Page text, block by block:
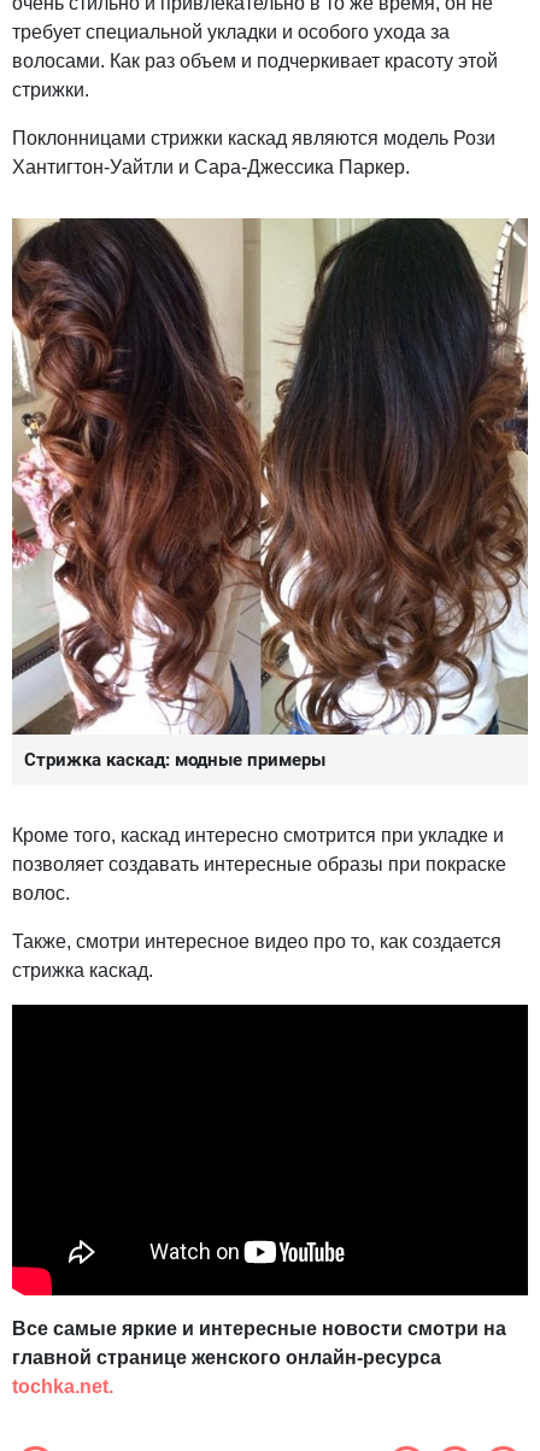
требует специальной укладки и особого ухода за
волосами. Как раз объем и подчеркивает красоту этой
стрижки.
Поклонницами стрижки каскад являются модель Рози
Хантигтон-Уайтли и Сара-Джессика Паркер.
Стрижка каскад: модные примеры
Кроме того, каскад интересно смотрится при укладке и
позволяет создавать интересные образы при покраске
волос.
Также, смотри интересное видео про то, как создается
стрижка каскад.
Все самые яркие и интересные новости смотри на
главной странице женского онлайн-ресурса
tochka.net.